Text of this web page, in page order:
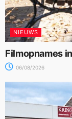
NIEUWS
Filmopnames
06/08/2026